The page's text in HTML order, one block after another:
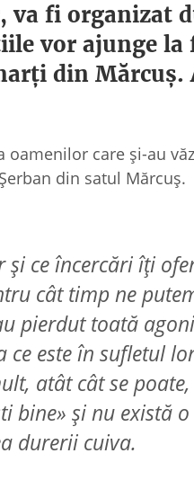
fi organizat
vor ajunge
din Mărcuș.
care și-au
din satul Mărcuș.
ce încercări îți
cât timp ne
pierdut toată
este în sufletul
atât cât se
bine» și nu există
durerii cuiva.